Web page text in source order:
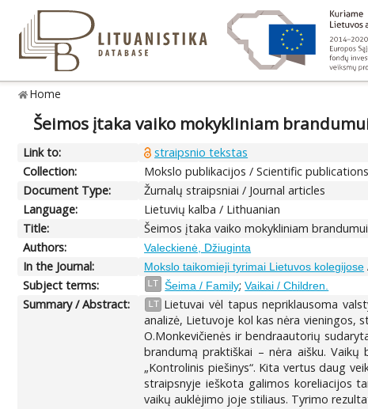
Home
Šeimos įtaka vaiko mokykliniam
Link to:
straipsnio tekstas
Collection:
Mokslo publikacijos / Scientific publications
Document Type:
Žurnalų straipsniai / Journal articles
Language:
Lietuvių kalba / Lithuanian
Title:
Šeimos įtaka vaiko mokykliniam brandumui
Authors:
Valeckienė, Džiuginta
In the Journal: Mokslo taikomieji tyrimai Lietuvos kolegijose
Subject terms:
LT Šeima / Family;Vaikai / Children.
Summary / Abstract: LT Lietuvai vėl tapus nepriklausoma
analizė, Lietuvoje kol kas nėra
O.Monkevičienės ir bendraautorių
brandumą praktiškai – nėra aišku.
„Kontrolinis piešinys“. Kita vertus daug
straipsnyje ieškota galimos koreliacijos
vaikų auklėjimo joje stiliaus. Tyrimo